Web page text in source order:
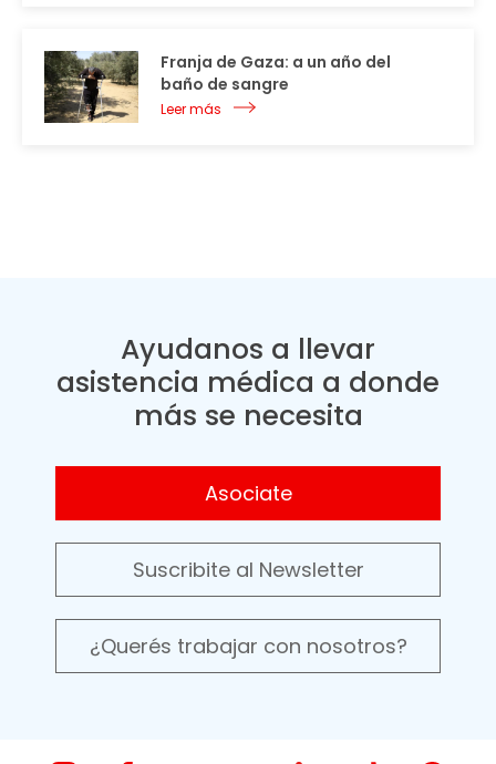
Franja de Gaza: a un año del
baño de sangre
Leer más
Ayudanos a llevar
asistencia médica a donde
más se necesita
Asociate
Suscribite al Newsletter
¿Querés trabajar con nosotros?